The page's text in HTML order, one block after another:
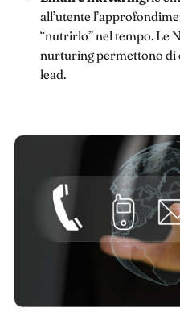
all’utente
“nutrirlo” nel tempo. Le
nurturing permettono di
lead.